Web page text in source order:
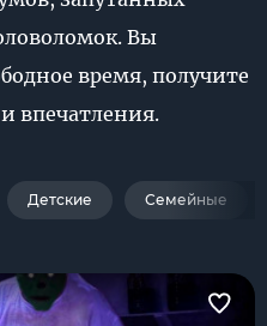
Вы
время, получите
впечатления.
Детские Семейные